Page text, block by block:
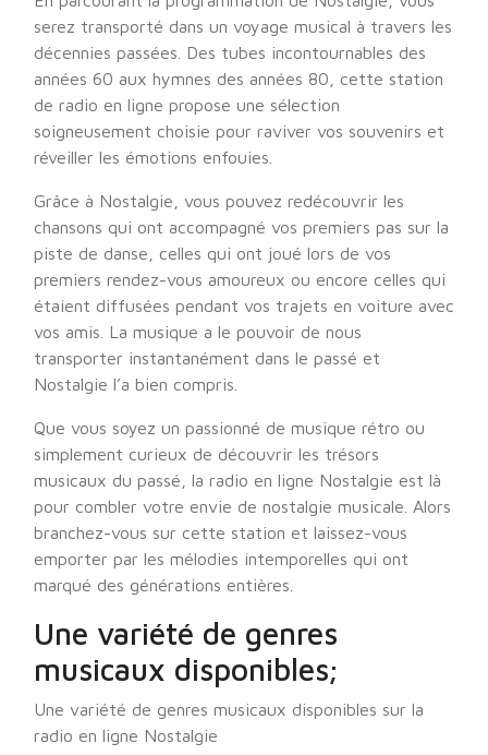
serez transporté dans un voyage musical à travers les
décennies passées. Des tubes incontournables des
années 60 aux hymnes des années 80, cette station
de radio en ligne propose une sélection
soigneusement choisie pour raviver vos souvenirs et
réveiller les émotions enfouies.
Grâce à Nostalgie, vous pouvez redécouvrir les
chansons qui ont accompagné vos premiers pas sur la
piste de danse, celles qui ont joué lors de vos
premiers rendez-vous amoureux ou encore celles qui
étaient diffusées pendant vos trajets en voiture avec
vos amis. La musique a le pouvoir de nous
transporter instantanément dans le passé et
Nostalgie l’a bien compris.
Que vous soyez un passionné de musique rétro ou
simplement curieux de découvrir les trésors
musicaux du passé, la radio en ligne Nostalgie est là
pour combler votre envie de nostalgie musicale. Alors
branchez-vous sur cette station et laissez-vous
emporter par les mélodies intemporelles qui ont
marqué des générations entières.
Une variété de genres
musicaux disponibles;
Une variété de genres musicaux disponibles sur la
radio en ligne Nostalgie